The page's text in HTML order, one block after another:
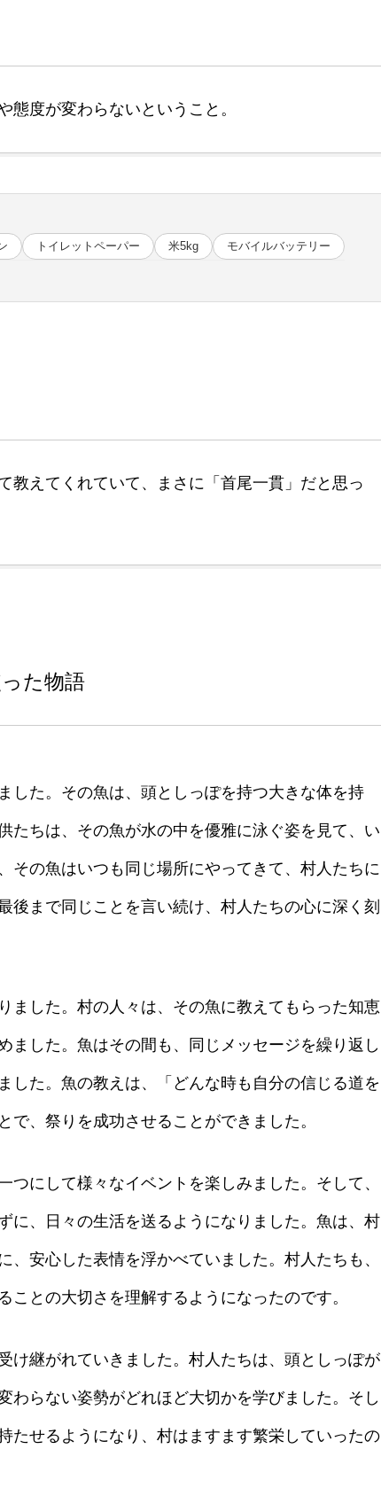
度が変わらないということ。
トイレットペーパー 米5kg モバイルバッテリー
教えてくれていて、まさに「首尾一貫」だと思っ
た物語
した。その魚は、頭としっぽを持つ大きな体を持
たちは、その魚が水の中を優雅に泳ぐ姿を見て、い
その魚はいつも同じ場所にやってきて、村人たちに
後まで同じことを言い続け、村人たちの心に深く刻
ました。村の人々は、その魚に教えてもらった知恵
ました。魚はその間も、同じメッセージを繰り返し
した。魚の教えは、「どんな時も自分の信じる道を
、祭りを成功させることができました。
にして様々なイベントを楽しみました。そして、
に、日々の生活を送るようになりました。魚は、村
安心した表情を浮かべていました。村人たちも、
との大切さを理解するようになったのです。
け継がれていきました。村人たちは、頭としっぽが
わらない姿勢がどれほど大切かを学びました。そし
たせるようになり、村はますます繁栄していったの